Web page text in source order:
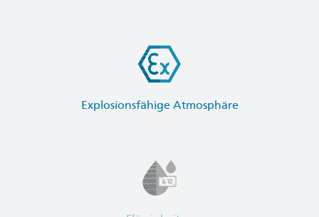
Explosionsfähige Atmosphäre